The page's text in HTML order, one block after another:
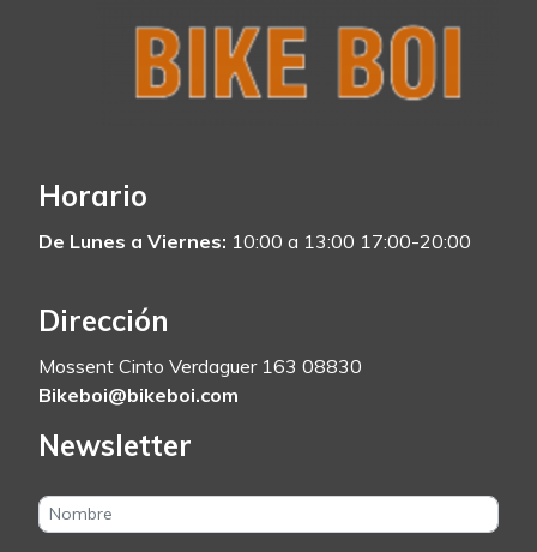
Horario
De Lunes a Viernes: 10:00 a 13:00 17:00-20:00
Dirección
Mossent Cinto Verdaguer 163 08830
Bikeboi@bikeboi.com
Newsletter